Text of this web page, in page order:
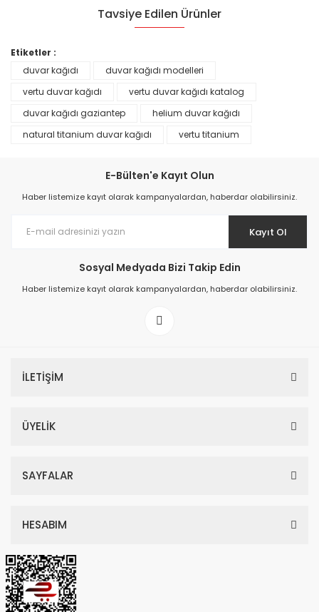
Tavsiye Edilen Ürünler
Prime ArtDECO Duvar Kağıdı Tutkalı 500 gr
199,00 TL
Etiketler :
duvar kağıdı
duvar kağıdı modelleri
vertu duvar kağıdı
vertu duvar kağıdı katalog
duvar kağıdı gaziantep
helium duvar kağıdı
natural titanium duvar kağıdı
vertu titanium
E-Bülten'e Kayıt Olun
Haber listemize kayıt olarak kampanyalardan, haberdar olabilirsiniz.
Kayıt Ol
Sosyal Medyada Bizi Takip Edin
Haber listemize kayıt olarak kampanyalardan, haberdar olabilirsiniz.
İLETİŞİM
ÜYELİK
SAYFALAR
HESABIM